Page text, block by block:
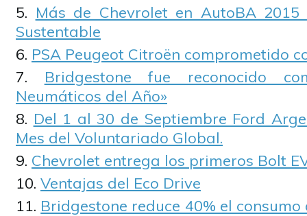
Más de Chevrolet en AutoBA
Sustentable
PSA Peugeot Citroën comprometido
Bridgestone fue reconocido
Neumáticos del Año»
Del 1 al 30 de Septiembre Ford
Mes del Voluntariado Global.
Chevrolet entrega los primeros Bolt
Ventajas del Eco Drive
Bridgestone reduce 40% el